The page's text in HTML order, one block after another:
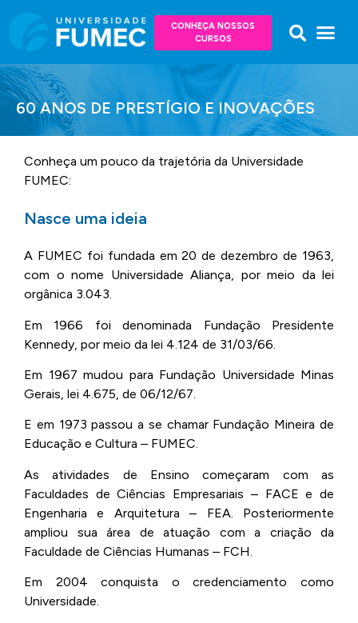
CONHEÇA NOSSOS
CURSOS
60 ANOS DE PRESTÍGIO E INOVAÇÕES
Conheça um pouco da trajetória da Universidade
FUMEC:
Nasce uma ideia
A FUMEC foi fundada em 20 de dezembro de 1963,
com o nome Universidade Aliança, por meio da lei
orgânica 3.043.
Em 1966 foi denominada Fundação Presidente
Kennedy, por meio da lei 4.124 de 31/03/66.
Em 1967 mudou para Fundação Universidade Minas
Gerais, lei 4.675, de 06/12/67.
E em 1973 passou a se chamar Fundação Mineira de
Educação e Cultura – FUMEC.
As atividades de Ensino começaram com as
Faculdades de Ciências Empresariais – FACE e de
Engenharia e Arquitetura – FEA. Posteriormente
ampliou sua área de atuação com a criação da
Faculdade de Ciências Humanas – FCH.
Em 2004 conquista o credenciamento como
Universidade.